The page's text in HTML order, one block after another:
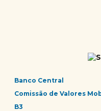
Banco Central
Comissão de Valores
B3